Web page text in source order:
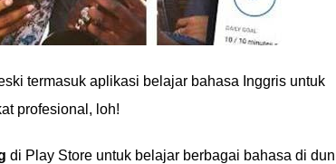
termasuk aplikasi belajar bahasa Inggris untuk
profesional, loh!
di Play Store untuk belajar berbagai bahasa di